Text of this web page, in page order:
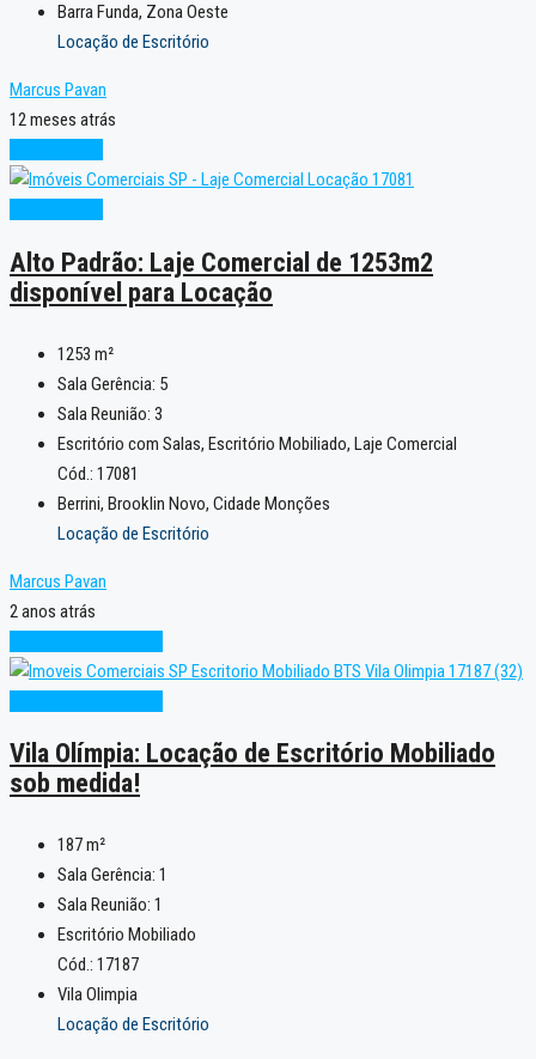
Barra Funda, Zona Oeste
Locação de Escritório
Marcus Pavan
12 meses atrás
Alto Padrão: Laje Comercial de 1253m2
disponível para Locação
1253 m²
Sala Gerência: 5
Sala Reunião: 3
Escritório com Salas, Escritório Mobiliado, Laje Comercial
Cód.: 17081
Berrini, Brooklin Novo, Cidade Monções
Locação de Escritório
Marcus Pavan
2 anos atrás
Vila Olímpia: Locação de Escritório Mobiliado
sob medida!
187m²
Sala Gerência: 1
Sala Reunião: 1
Escritório Mobiliado
Cód.: 17187
Vila Olimpia
Locação de Escritório